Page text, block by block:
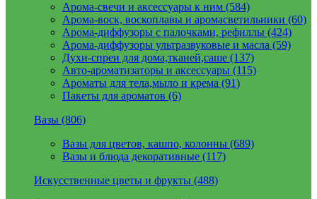
Арома-свечи и аксессуары к ним (584)
Арома-воск, воскоплавы и аромасветильники (60)
Арома-диффузоры с палочками, рефиллы (424)
Арома-диффузоры ультразвуковые и масла (59)
Духи-спреи для дома,тканей,саше (137)
Авто-ароматизаторы и аксессуары (115)
Ароматы для тела,мыло и крема (91)
Пакеты для ароматов (6)
Вазы (806)
Вазы для цветов, кашпо, колонны (689)
Вазы и блюда декоративные (117)
Искусственные цветы и фрукты (488)